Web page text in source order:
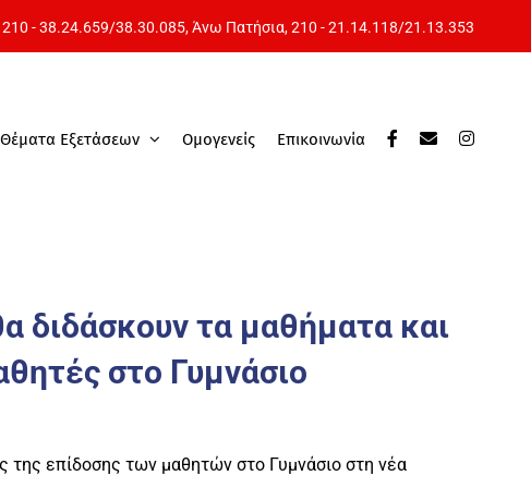
210 - 38.24.659/38.30.085, Άνω Πατήσια,210 - 21.14.118/21.13.353
Θέματα Εξετάσεων Ομογενείς Επικοινωνία
διδάσκουν τα μαθήματα και
στο Γυμνάσιο
της επίδοσης των μαθητών στο Γυμνάσιο στη νέα